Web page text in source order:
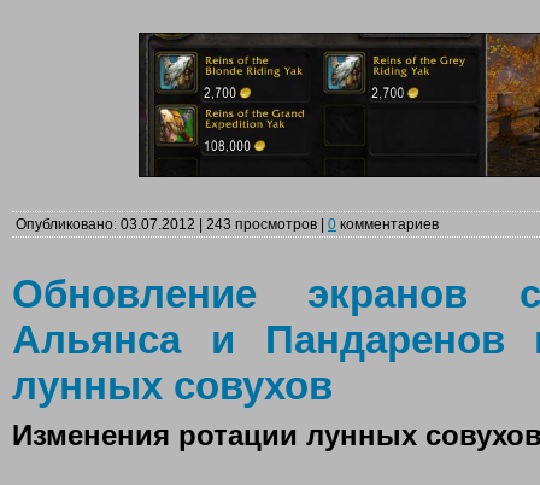
Опубликовано: 03.07.2012 | 243 просмотров | 0 комментариев
Обновление экранов
Альянса и Пандаренов
лунных совухов
Изменения ротации лунных